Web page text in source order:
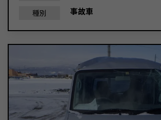
種別 事故車